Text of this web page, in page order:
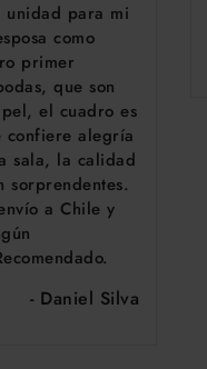
unidad para mi
como
primer
que son
el cuadro es
confiere alegría
sala, la calidad
sorprendentes.
a Chile y
- Daniel Silva